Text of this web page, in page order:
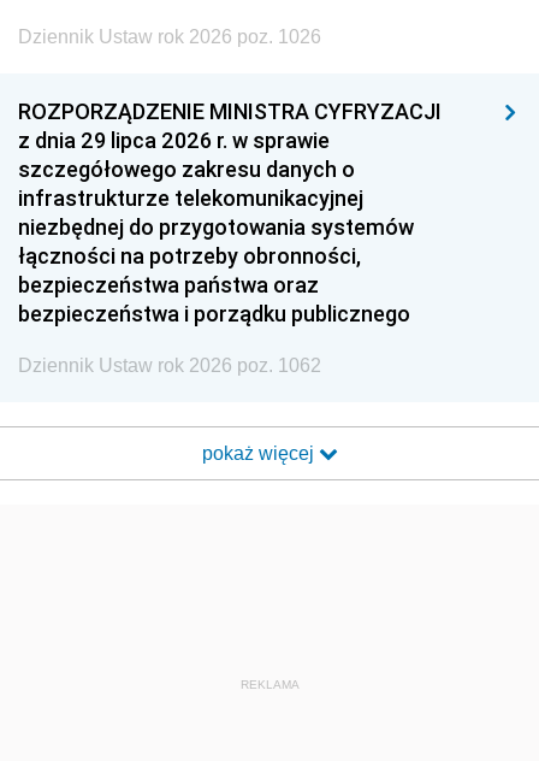
Dziennik Ustaw rok 2026 poz. 1026
ROZPORZĄDZENIE MINISTRA CYFRYZACJI
z dnia 29 lipca 2026 r. w sprawie
szczegółowego zakresu danych o
infrastrukturze telekomunikacyjnej
niezbędnej do przygotowania systemów
łączności na potrzeby obronności,
bezpieczeństwa państwa oraz
bezpieczeństwa i porządku publicznego
Dziennik Ustaw rok 2026 poz. 1062
pokaż więcej
REKLAMA